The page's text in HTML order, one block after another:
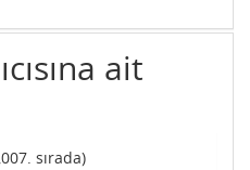
ait
. sırada)